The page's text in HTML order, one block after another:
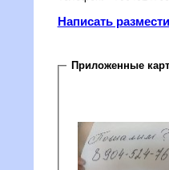
Написать
Приложенные